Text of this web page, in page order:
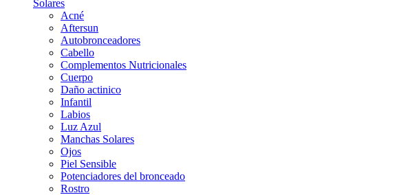
Solares
Acné
Aftersun
Autobronceadores
Cabello
Complementos Nutricionales
Cuerpo
Daño actinico
Infantil
Labios
Luz Azul
Manchas Solares
Ojos
Piel Sensible
Potenciadores del bronceado
Rostro